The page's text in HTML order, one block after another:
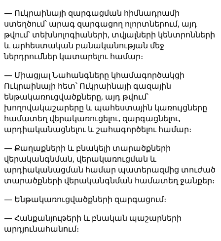
— Ուկրաինայի զարգացման հիմնադրամի
ստեղծում՝ արագ զարգացող ոլորտներում, այդ
թվում՝ տեխնոլոգիաների, տվյալների կենտրոնների
և արհեստական ​​բանականության մեջ
ներդրումներ կատարելու համար։
— Միացյալ Նահանգները կհամագործակցի
Ուկրաինայի հետ՝ Ուկրաինայի գազային
ենթակառուցվածքները, այդ թվում՝
խողովակաշարերը և պահեստային կառույցները
համատեղ վերակառուցելու, զարգացնելու,
արդիականացնելու և շահագործելու համար։
— Քաղաքների և բնակելի տարածքների
վերականգնման, վերակառուցման և
արդիականացման համար պատերազմից տուժած
տարածքների վերականգնման համատեղ ջանքեր։
— Ենթակառուցվածքների զարգացում։
— Հանքանյութերի և բնական պաշարների
արդյունահանում։